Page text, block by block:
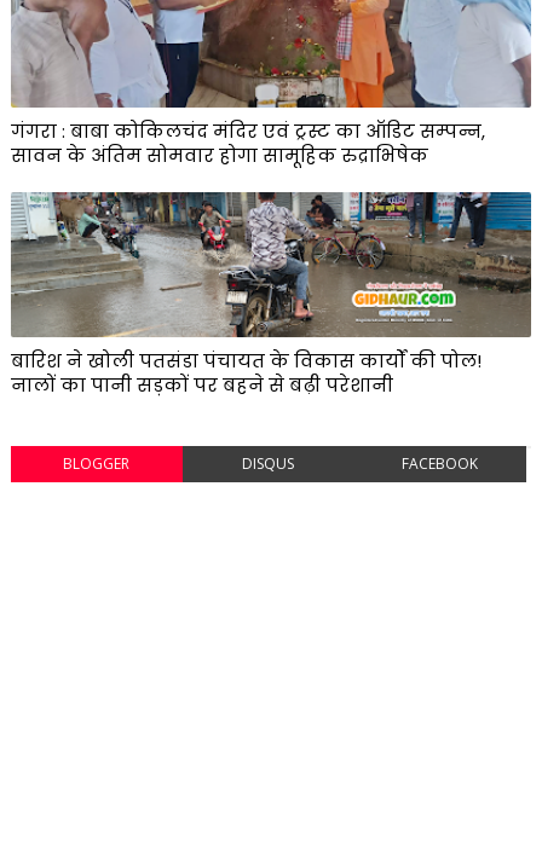
गंगरा : बाबा कोकिलचंद मंदिर एवं ट्रस्ट का ऑडिट सम्पन्न,
सावन के अंतिम सोमवार होगा सामूहिक रुद्राभिषेक
बारिश ने खोली पतसंडा पंचायत के विकास कार्यों की पोल!
नालों का पानी सड़कों पर बहने से बढ़ी परेशानी
BLOGGER DISQUS FACEBOOK